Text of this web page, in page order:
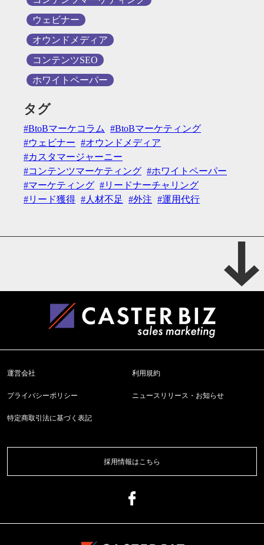
ウェビナー
オウンドメディア
コンテンツSEO
ホワイトペーパー
タグ
BtoBマーケコラム
BtoBマーケティング
ウェビナー
オウンドメディア
カスタマージャーニー
コンテンツマーケティング
ホワイトペーパー
マーケティング
リードナーチャリング
リード獲得
人材不足 外注 運用代行
運営会社 利用規約
プライバシーポリシー ニュースリリース・お知らせ
特定商取引法に基づく表記
採用情報はこちら